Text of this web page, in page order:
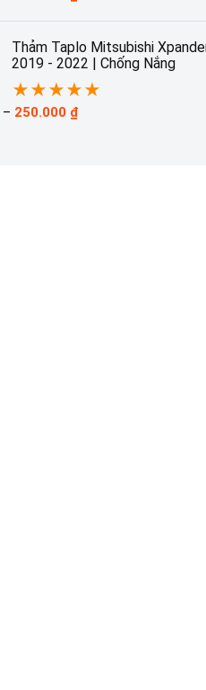
từ
210.000 ₫
đến
230.000 ₫
Thảm Taplo Mitsubishi
2019 - 2022 | Chống Nắng
★★★★★
– 250.000 ₫Khoảng